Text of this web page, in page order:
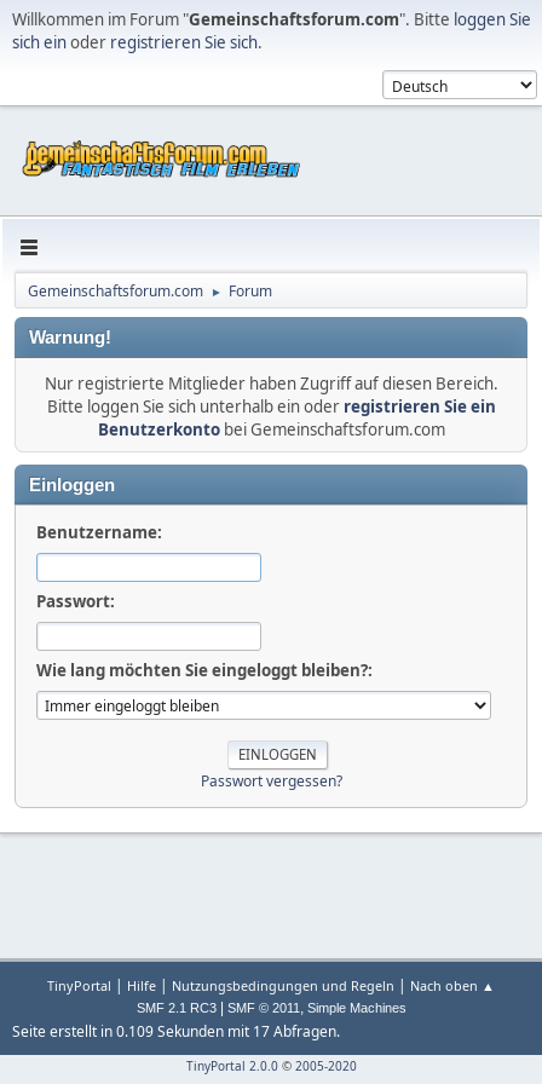
Willkommen im Forum "Gemeinschaftsforum.com". Bitte loggen Sie
sich einoder registrieren Sie sich.
Gemeinschaftsforum.com ► Forum
Warnung!
Nur registrierte Mitglieder haben Zugriff auf diesen Bereich.
Bitte loggen Sie sich unterhalb ein oder registrieren Sie ein
Benutzerkontobei Gemeinschaftsforum.com
Einloggen
Benutzername:
Passwort:
Wie lang möchten Sie eingeloggt bleiben?:
Passwort vergessen?
TinyPortal | Hilfe | Nutzungsbedingungen und Regeln | Nach oben ▲
SMF 2.1 RC3| SMF © 2011, Simple Machines
Seite erstellt in 0.109 Sekunden mit 17 Abfragen.
TinyPortal 2.0.0© 2005-2020